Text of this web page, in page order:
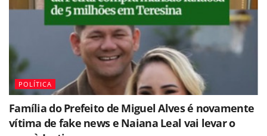
POLÍTICA
Família do Prefeito de Miguel Alves é novamente
vítima de fake news e Naiana Leal vai levar o